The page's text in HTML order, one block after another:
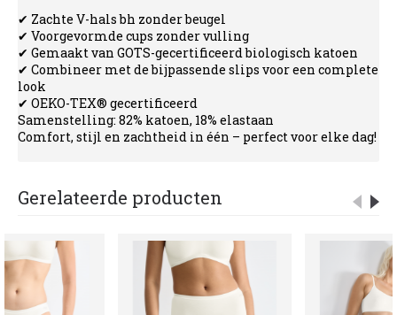
✔ Zachte V-hals bh zonder beugel
✔ Voorgevormde cups zonder vulling
✔ Gemaakt van GOTS-gecertificeerd biologisch katoen
✔ Combineer met de bijpassende slips voor een complete
look
✔ OEKO-TEX® gecertificeerd
Samenstelling: 82% katoen, 18% elastaan
Comfort, stijl en zachtheid in één – perfect voor elke dag!
Gerelateerde producten